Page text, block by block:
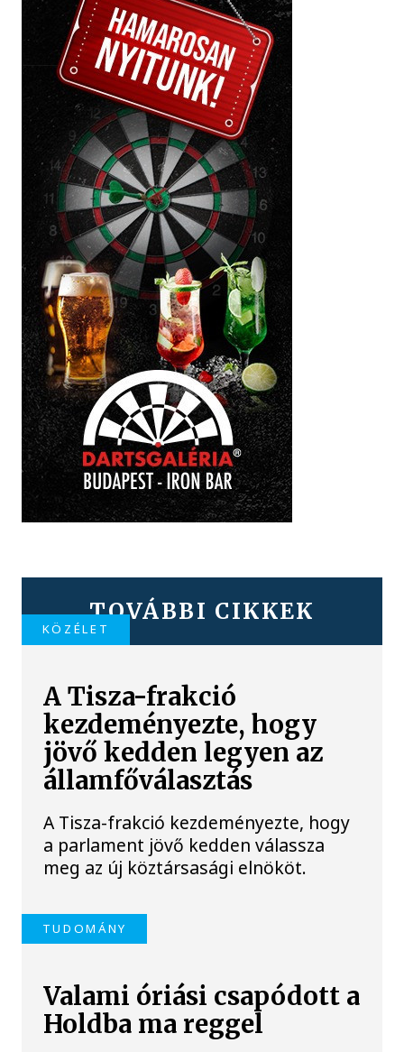
TOVÁBBI CIKKEK
KÖZÉLET
A Tisza-frakció
kezdeményezte, hogy
jövő kedden legyen az
államfőválasztás
A Tisza-frakció kezdeményezte, hogy
a parlament jövő kedden válassza
meg az új köztársasági elnököt.
TUDOMÁNY
Valami óriási csapódott a
Holdba ma reggel